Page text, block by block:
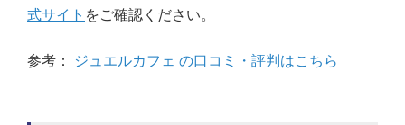
式サイト をご確認ください。
参考： ジュエルカフェ の口コミ・評判はこちら